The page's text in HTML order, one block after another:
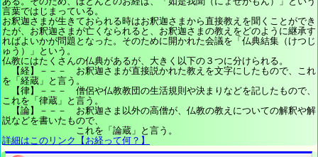
言葉ではじまっている。
お釈迦さまが生きておられる時はお釈迦さまから直接教えを聞くことができ
たが、お釈迦さまが亡くなられると、お釈迦さまの教えをどのように継承す
ればよいかが問題となった。そのために開かれた会議を「仏典結集（けつじ
ゅう）」という。
仏教にはたくさんの仏典があるが、大きく以下の３つに分けられる。
【経】－－－ お釈迦さまが直接説かれた教えを文字にしたもので、これ
を「経蔵」と言う。
【律】－－－ 僧侶や仏教教団の生活規則や決まりなどを記したもので、
これを「律蔵」と言う。
【論】－－－ お釈迦さま以外の高僧が、仏教の教えについての解釈や解
説などを書いたもので、
これを「論蔵」と言う。
詳細はこのリンク【お経って何？】